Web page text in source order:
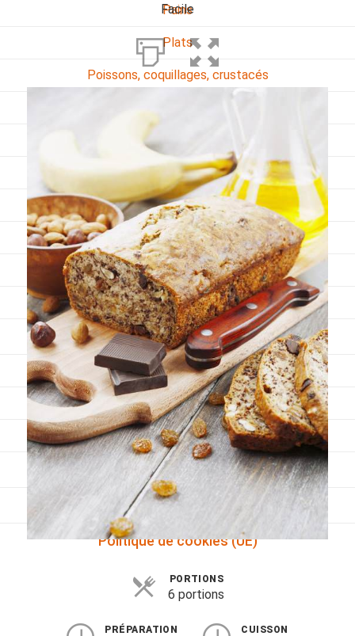
Pains
Plats
Poissons, coquillages, crustacés
Sans gluten
Sans lactose
Sans sel
Sauces et accompagnements
Végétarien
Viandes
Pratique
Mesures conversions
Lexique des différents termes de cuisine
Service du vin
Contact
Mes livres
Politique de cookies (UE)
Facile
PORTIONS
6 portions
PRÉPARATION CUISSON